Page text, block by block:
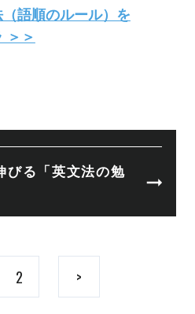
語順のルール）を
＞＞
びる「英文法の勉
2 >